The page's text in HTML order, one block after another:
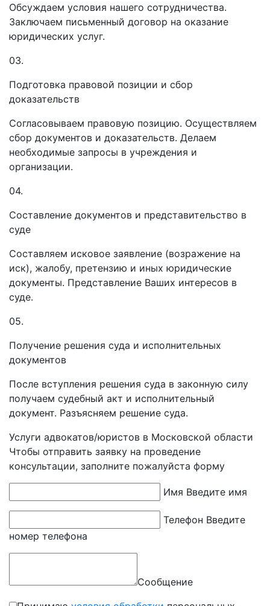
Обсуждаем условия нашего сотрудничества.
Заключаем письменный договор на оказание
юридических услуг.
03.
Подготовка правовой позиции и сбор
доказательств
Согласовываем правовую позицию. Осуществляем
сбор документов и доказательств. Делаем
необходимые запросы в учреждения и
организации.
04.
Составление документов и представительство в
суде
Составляем исковое заявление (возражение на
иск), жалобу, претензию и иных юридические
документы. Представление Ваших интересов в
суде.
05.
Получение решения суда и исполнительных
документов
После вступления решения суда в законную силу
получаем судебный акт и исполнительный
документ. Разъясняем решение суда.
Услуги адвокатов/юристов в Московской области
Чтобы отправить заявку на проведение
консультации, заполните пожалуйста форму
Имя Введите имя
Телефон Введите
номер телефона
Сообщение